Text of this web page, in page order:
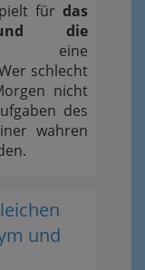
für das
und die
schlecht
nicht
des
wahren
und